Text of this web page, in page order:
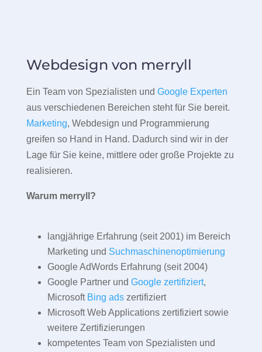
Webdesign von merryll
Ein Team von Spezialisten und Google Experten
aus verschiedenen Bereichen steht für Sie bereit.
Marketing, Webdesign und Programmierung
greifen so Hand in Hand. Dadurch sind wir in der
Lage für Sie keine, mittlere oder große Projekte zu
realisieren.
Warum merryll?
langjährige Erfahrung (seit 2001) im Bereich
Marketing und Suchmaschinenoptimierung
Google AdWords Erfahrung (seit 2004)
Google Partner und Google zertifiziert,
Microsoft Bing adszertifiziert
Microsoft Web Applications zertifiziert sowie
weitere Zertifizierungen
kompetentes Team von Spezialisten und